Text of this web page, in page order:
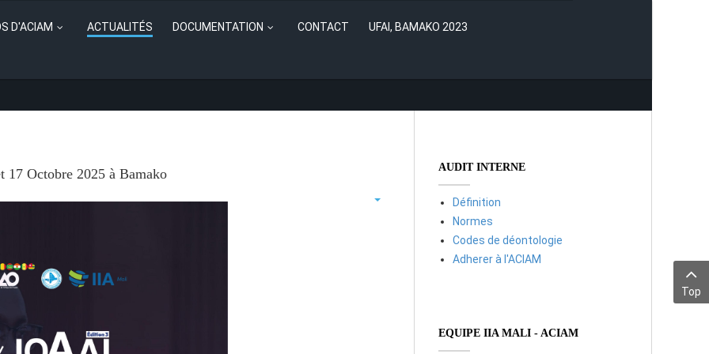
D'ACIAM ACTUALITÉS DOCUMENTATION CONTACT UFAI, BAMAKO 2023
sont connus
17 Octobre 2025 à Bamako AUDIT INTERNE
Définition
Normes
Codes de déontologie
Adherer à l'ACIAM
EQUIPE IIA MALI - ACIAM
Top